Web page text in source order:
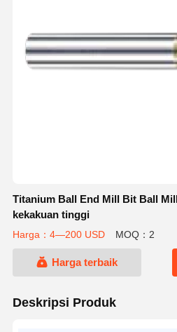
Titanium Ball End Mill Bit Ball
kekakuan tinggi
Harga：4—200 USD MOQ：2
Harga terbaik
Deskripsi Produk